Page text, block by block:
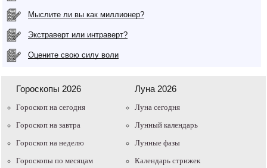
Мыслите ли вы как миллионер?
Экстраверт или интраверт?
Оцените свою силу воли
Гороскопы 2026
Гороскоп на сегодня
Гороскоп на завтра
Гороскоп на неделю
Гороскопы по месяцам
Луна 2026
Луна сегодня
Лунный календарь
Лунные фазы
Календарь стрижек